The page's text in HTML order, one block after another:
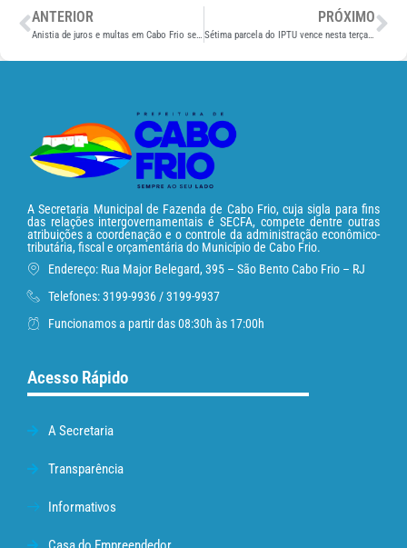
ANTERIOR
Anistia de juros e multas em Cabo Frio segue até 30 de agosto
PRÓXIMO
Sétima parcela do IPTU vence nesta terça-feira (20)
A Secretaria Municipal de Fazenda de Cabo Frio, cuja sigla para fins
das relações intergovernamentais é SECFA, compete dentre outras
atribuições a coordenação e o controle da administração econômico-
tributária, fiscal e orçamentária do Município de Cabo Frio.
Endereço: Rua Major Belegard, 395 – São Bento Cabo Frio – RJ
Telefones: 3199-9936 / 3199-9937
Funcionamos a partir das 08:30h às 17:00h
Acesso Rápido
A Secretaria
Transparência
Informativos